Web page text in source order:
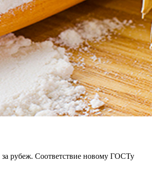
за рубеж. Соответствие новому ГОСТу